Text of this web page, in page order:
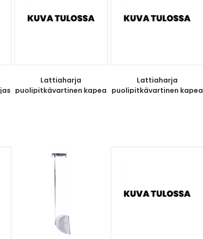
Lattiaharja
puolipitkävartinen kapea
Lattiaharja
puolipitkävartinen kapea